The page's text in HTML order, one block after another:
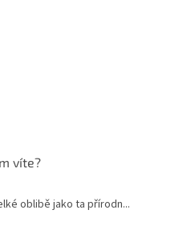
víte?
oblibě jako ta přírodn...